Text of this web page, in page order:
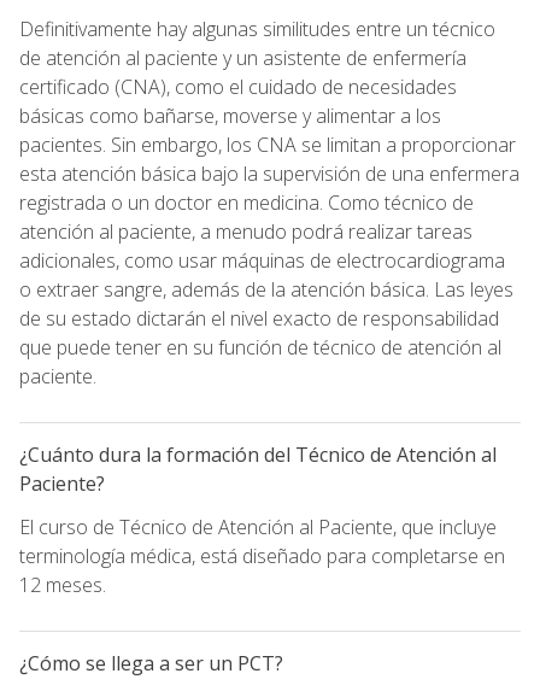
Definitivamente hay algunas similitudes entre un técnico
de atención al paciente y un asistente de enfermería
certificado (CNA), como el cuidado de necesidades
básicas como bañarse, moverse y alimentar a los
pacientes. Sin embargo, los CNA se limitan a proporcionar
esta atención básica bajo la supervisión de una enfermera
registrada o un doctor en medicina. Como técnico de
atención al paciente, a menudo podrá realizar tareas
adicionales, como usar máquinas de electrocardiograma
o extraer sangre, además de la atención básica. Las leyes
de su estado dictarán el nivel exacto de responsabilidad
que puede tener en su función de técnico de atención al
paciente.
¿Cuánto dura la formación del Técnico de Atención al
Paciente?
El curso de Técnico de Atención al Paciente, que incluye
terminología médica, está diseñado para completarse en
12 meses.
¿Cómo se llega a ser un PCT?